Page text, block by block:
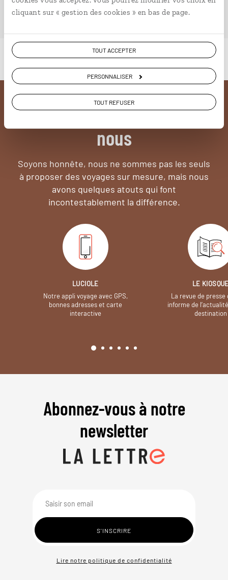
cliquant sur « gestion des cookies » en bas de page.
TOUT ACCEPTER
PERSONNALISER
TOUT REFUSER
PLONGER DANS NOTRE MAGAZINE
Pourquoi voyager avec
nous
Soyons honnête, nous ne sommes pas les seuls
à proposer des voyages sur mesure, mais nous
avons quelques atouts qui font
incontestablement la différence.
LUCIOLE
Notre appli voyage avec GPS,
bonnes adresses et carte
interactive
LE
La revue de presse
informe de
destination
Abonnez-vous à notre
newsletter
Lire notre politique de confidentialité